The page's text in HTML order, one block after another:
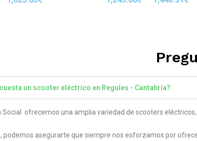
un scooter eléctrico en Regules - Cantabría?
Social ofrecemos una amplia variedad de scooters
podemos asegurarte que siempre nos esforzamos por